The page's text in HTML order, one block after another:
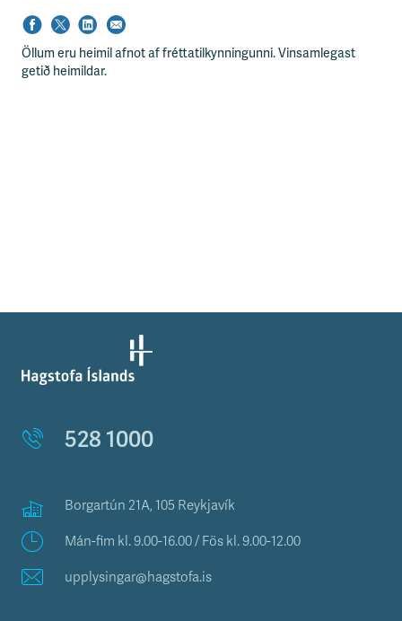
Öllum eru heimil afnot af fréttatilkynningunni. Vinsamlegast
getið heimildar.
528 1000
Borgartún 21A, 105 Reykjavík
Mán-fim kl. 9.00-16.00 / Fös kl. 9.00-12.00
upplysingar@hagstofa.is